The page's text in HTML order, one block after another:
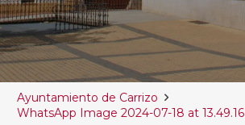
Ayuntamiento de Carrizo
WhatsApp Image 2024-07-18 at 13.49.16